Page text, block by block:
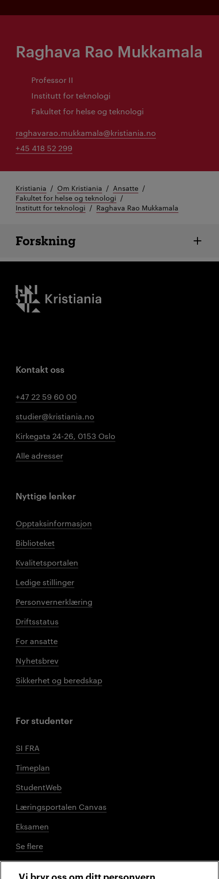
Raghava Rao Mukkamala
Professor II
Institutt for teknologi
Fakultet for helse og teknologi
raghavarao.mukkamala@kristiania.no
+45 418 52 299
Kristiania Om Kristiania
Ansatte
Fakultet for helse og teknologi
Institutt for teknologi
Raghava Rao Mukkamala
Ansatte detaljer
Forskning
Kristiania logo
Kontakt oss
+47 22 59 60 00
studier@kristiania.no
Kirkegata 24-26, 0153 Oslo
Alle adresser
Nyttige lenker
Opptaksinformasjon
Biblioteket
Kvalitetsportalen
Ledige stillinger
Personvernerklæring
Driftsstatus
For ansatte
Nyhetsbrev
Sikkerhet og beredskap
For studenter
SI FRA
Timeplan
StudentWeb
Læringsportalen Canvas
Eksamen
Se flere
Vi bryr oss om ditt personvern